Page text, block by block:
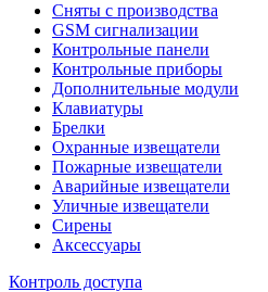
Сняты с производства
GSM сигнализации
Контрольные панели
Контрольные приборы
Дополнительные модули
Клавиатуры
Брелки
Охранные извещатели
Пожарные извещатели
Аварийные извещатели
Уличные извещатели
Сирены
Аксессуары
Контроль доступа